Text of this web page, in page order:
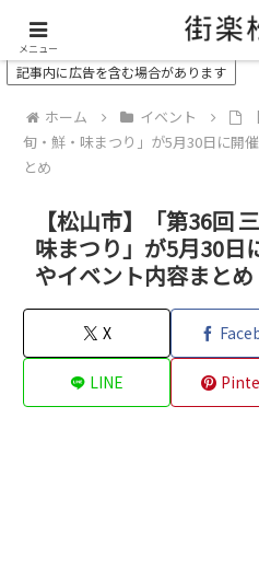
＼ 松山の街を“オモシロク”
記事内に広告を含む場合があります
ホーム イベント
旬・鮮・味まつり」が5月30日に開
とめ
【松山市】「第36回
味まつり」が5月30日
やイベント内容まとめ
X
LINE
メニュー